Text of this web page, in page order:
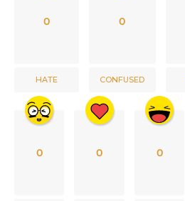
0
HATE
0
CONFUSED
0 0 0